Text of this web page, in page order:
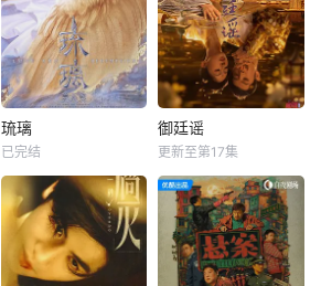
琉璃
已完结
御廷谣
更新至第17集